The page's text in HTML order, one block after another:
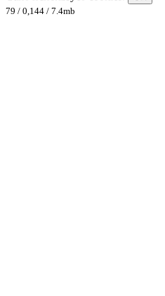
79 / 0,144 / 7.4mb